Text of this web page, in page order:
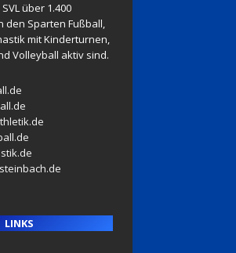
über 1.400
den Sparten Fußball,
mit Kinderturnen,
Volleyball aktiv sind.
LINKS